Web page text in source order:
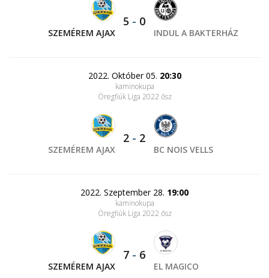
SZEMÉREM AJAX
5 - 0
INDUL A BAKTERHÁZ
2022. Október 05. 20:30
kaminokupa
Öregfiúk Liga 2022 ősz
SZEMÉREM AJAX
2 - 2
BC NOIS VELLS
2022. Szeptember 28. 19:00
kaminokupa
Öregfiúk Liga 2022 ősz
SZEMÉREM AJAX
7 - 6
EL MAGICO